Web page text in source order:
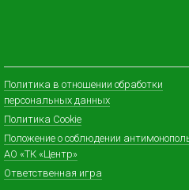
Политика в отношении обработки
персональных данных
Политика Cookie
Положение о соблюдении
АО «ТК «Центр»
Ответственная игра